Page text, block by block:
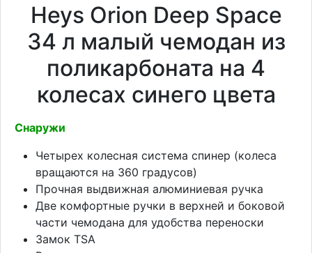
Heys Orion Deep Space
34 л малый чемодан из
поликарбоната на 4
колесах синего цвета
Снаружи
Четырех колесная система спинер (колеса
вращаются на 360 градусов)
Прочная выдвижная алюминиевая ручка
Две комфортные ручки в верхней и боковой
части чемодана для удобства переноски
Замок TSA